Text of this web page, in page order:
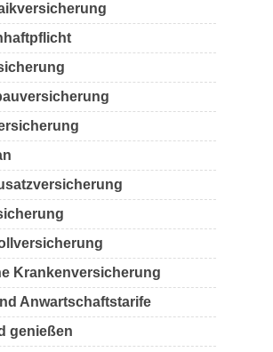
Krankenversicherung
Anwartschaftstarife
genießen